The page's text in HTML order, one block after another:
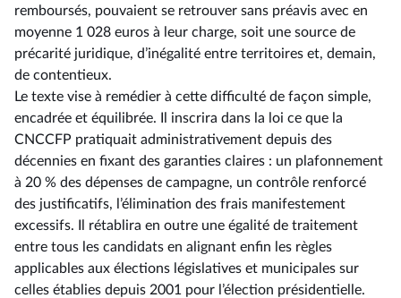
remboursés, pouvaient se retrouver sans préavis avec en
moyenne 1 028 euros à leur charge, soit une source de
précarité juridique, d’inégalité entre territoires et, demain,
de contentieux.
Le texte vise à remédier à cette difficulté de façon simple,
encadrée et équilibrée. Il inscrira dans la loi ce que la
CNCCFP pratiquait administrativement depuis des
décennies en fixant des garanties claires : un plafonnement
à 20 % des dépenses de campagne, un contrôle renforcé
des justificatifs, l’élimination des frais manifestement
excessifs. Il rétablira en outre une égalité de traitement
entre tous les candidats en alignant enfin les règles
applicables aux élections législatives et municipales sur
celles établies depuis 2001 pour l’élection présidentielle.